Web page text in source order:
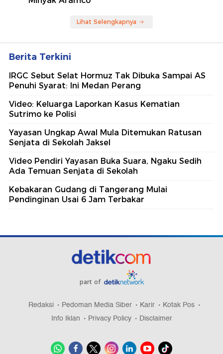
Lihat Selengkapnya
Berita Terkini
IRGC Sebut Selat Hormuz Tak Dibuka Sampai AS
Penuhi Syarat: Ini Medan Perang
Video: Keluarga Laporkan Kasus Kematian
Sutrimo ke Polisi
Yayasan Ungkap Awal Mula Ditemukan Ratusan
Senjata di Sekolah Jaksel
Video Pendiri Yayasan Buka Suara, Ngaku Sedih
Ada Temuan Senjata di Sekolah
Kebakaran Gudang di Tangerang Mulai
Pendinginan Usai 6 Jam Terbakar
part of
Redaksi Pedoman Media Siber Karir
Kotak Pos
Info Iklan
Privacy Policy Disclaimer